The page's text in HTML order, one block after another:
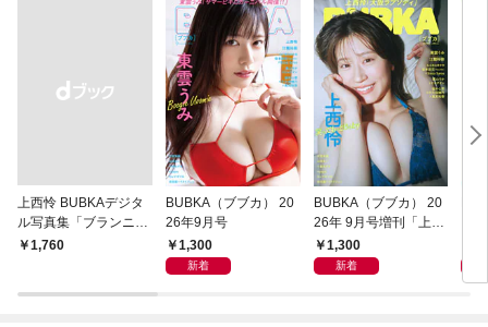
上西怜 BUBKAデジタ
ル写真集「ブランニュ
ー・レイ」
￥1,760
BUBKA（ブブカ） 20
26年9月号
1,300
新着
BUBKA（ブブカ） 20
26年 9月号増刊「上西
怜ver.」
1,300
新着